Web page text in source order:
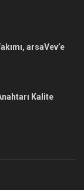
arsaVev’e
Kalite